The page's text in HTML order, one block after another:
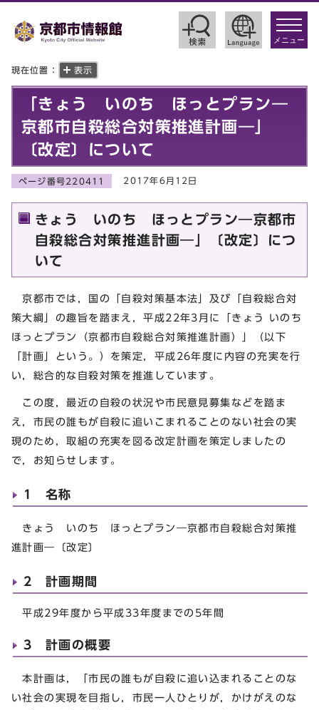
toggle
メニュー
現在位置： 表示
「きょう いのち ほっとプラン―
京都市自殺総合対策推進計画―」
〔改定〕について
ページ番号220411 2017年6月12日
きょう いのち ほっとプラン―京都市
自殺総合対策推進計画―」〔改定〕につ
いて
京都市では，国の「自殺対策基本法」及び「自殺総合対
策大綱」の趣旨を踏まえ，平成22年3月に「きょう いのち
ほっとプラン（京都市自殺総合対策推進計画）」（以下
「計画」という。）を策定，平成26年度に内容の充実を行
い，総合的な自殺対策を推進しています。
この度，最近の自殺の状況や市民意見募集などを踏ま
え，市民の誰もが自殺に追いこまれることのない社会の実
現のため，取組の充実を図る改定計画を策定しましたの
で，お知らせします。
1 名称
きょう いのち ほっとプラン―京都市自殺総合対策推
進計画―〔改定〕
2 計画期間
平成29年度から平成33年度までの5年間
3 計画の概要
本計画は，「市民の誰もが自殺に追い込まれることのな
い社会の実現を目指し，市民一人ひとりが，かけがえのな